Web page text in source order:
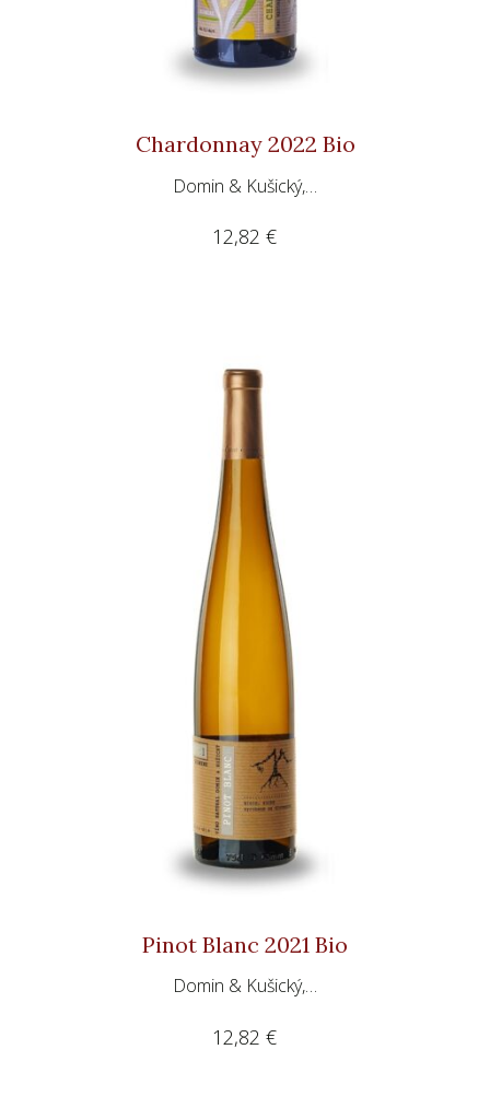
Chardonnay 2022 Bio
Domin & Kušický,…
12,82 €
Pinot Blanc 2021 Bio
Domin & Kušický,…
12,82 €